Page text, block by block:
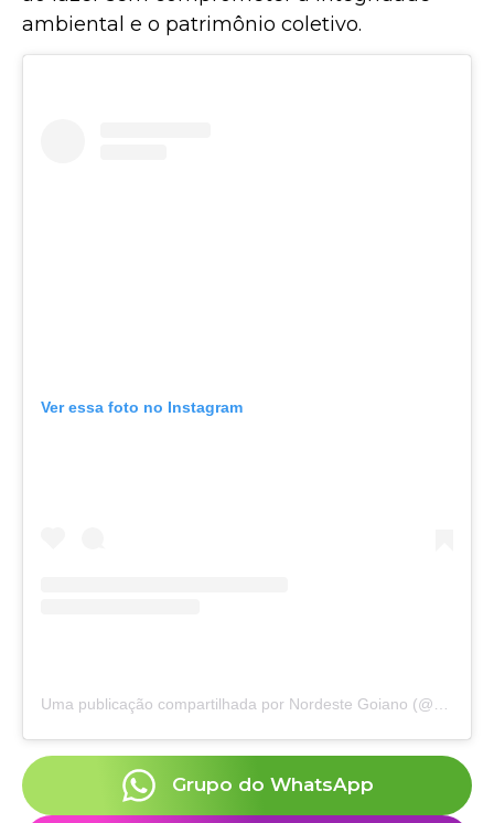
ambiental e o patrimônio coletivo.
Ver essa foto no Instagram
Uma publicação compartilhada por Nordeste Goiano (@nordeste.goiano)
Grupo do WhatsApp